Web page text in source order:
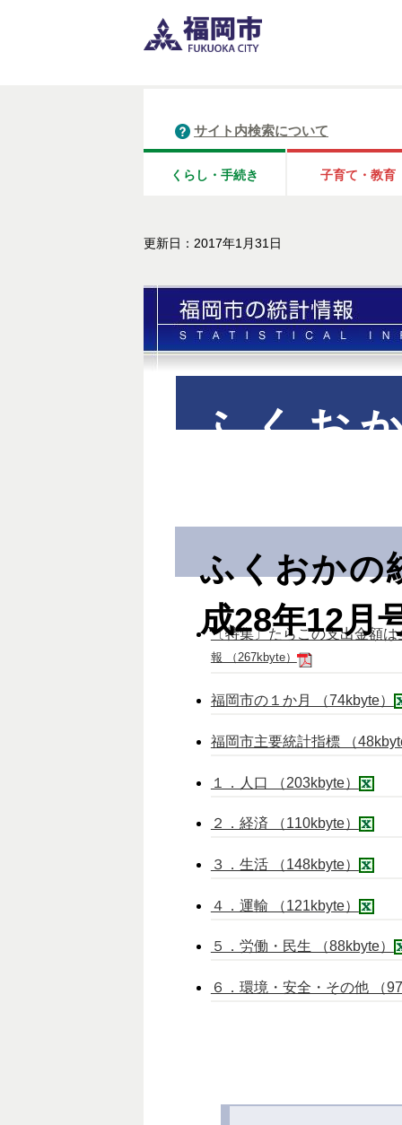
サイト内検索について
くらし・手続き 子育て・教育
更新日：2017年1月31日
ふくお
ふくおか
成28年12月
〔特集〕たらこの支出金額
報 （267kbyte）
福岡市の１か月 （74kbyte）
福岡市主要統計指標 （
１．人口 （203kbyte）
２．経済 （110kbyte）
３．生活 （148kbyte）
４．運輸 （121kbyte）
５．労働・民生 （88kbyte）
６．環境・安全・その他 （